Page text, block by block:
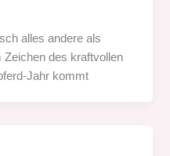
alles andere als
Zeichen des kraftvollen
Jahr kommt